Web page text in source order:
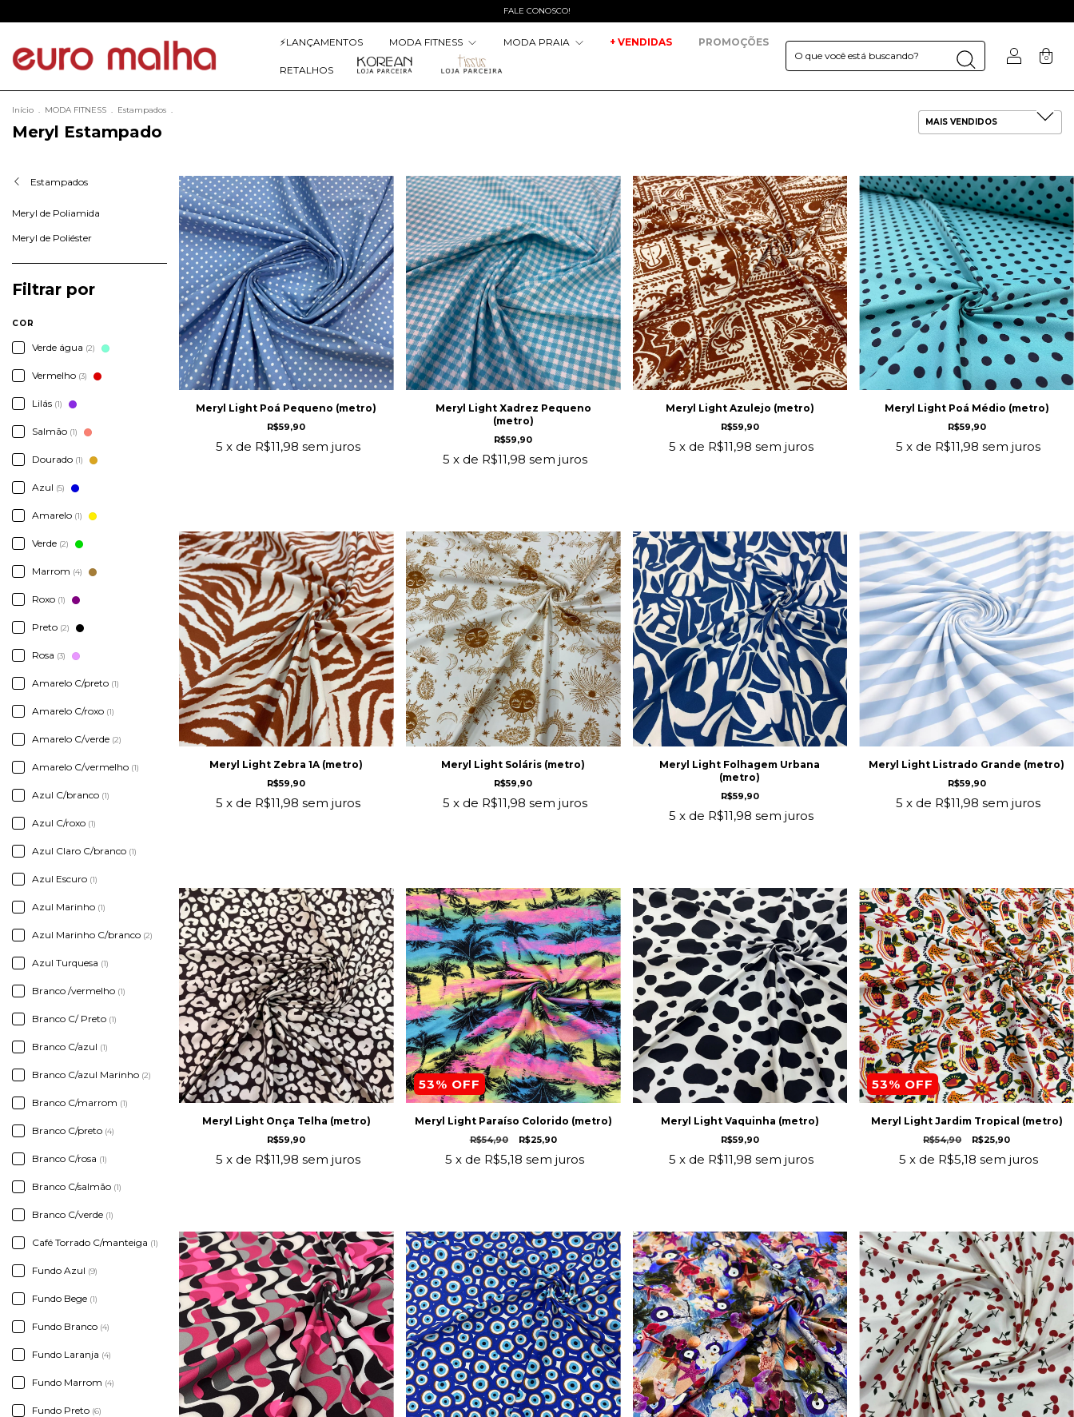
FALE CONOSCO!
⚡LANÇAMENTOS MODA FITNESS MODA PRAIA + VENDIDAS PROMOÇÕES
RETALHOS
0
Início . MODA FITNESS . Estampados .
Meryl Estampado
Estampados
Meryl de Poliamida
Meryl de Poliéster
Filtrar por
COR
Verde água (2)
Vermelho (3)
Lilás (1)
Salmão (1)
Dourado (1)
Azul (5)
Amarelo (1)
Verde (2)
Marrom (4)
Roxo (1)
Preto (2)
Rosa (3)
Amarelo C/preto (1)
Amarelo C/roxo (1)
Amarelo C/verde (2)
Amarelo C/vermelho (1)
Azul C/branco (1)
Azul C/roxo (1)
Azul Claro C/branco (1)
Azul Escuro (1)
Azul Marinho (1)
Azul Marinho C/branco (2)
Azul Turquesa (1)
Branco /vermelho (1)
Branco C/ Preto (1)
Branco C/azul (1)
Branco C/azul Marinho (2)
Branco C/marrom (1)
Branco C/preto (4)
Branco C/rosa (1)
Branco C/salmão (1)
Branco C/verde (1)
Café Torrado C/manteiga (1)
Fundo Azul (9)
Fundo Bege (1)
Fundo Branco (4)
Fundo Laranja (4)
Fundo Marrom (4)
Fundo Preto (6)
Meryl Light Poá Pequeno (metro)
R$59,90
5 x de R$11,98 sem juros
Meryl Light Xadrez Pequeno
(metro)
R$59,90
5 x de R$11,98 sem juros
Meryl Light Azulejo (metro)
R$59,90
5 x de R$11,98 sem juros
Meryl Light Poá Médio (metro)
R$59,90
5 x de R$11,98 sem juros
Meryl Light Zebra 1A (metro)
R$59,90
5 x de R$11,98 sem juros
Meryl Light Soláris (metro)
R$59,90
5 x de R$11,98 sem juros
Meryl Light Folhagem Urbana
(metro)
R$59,90
5 x de R$11,98 sem juros
Meryl Light Listrado Grande (metro)
R$59,90
5 x de R$11,98 sem juros
Meryl Light Onça Telha (metro)
R$59,90
5 x de R$11,98 sem juros
53% OFF
Meryl Light Paraíso Colorido (metro)
R$54,90 R$25,90
5 x de R$5,18 sem juros
Meryl Light Vaquinha (metro)
R$59,90
5 x de R$11,98 sem juros
53% OFF
Meryl Light Jardim Tropical (metro)
R$54,90 R$25,90
5 x de R$5,18 sem juros